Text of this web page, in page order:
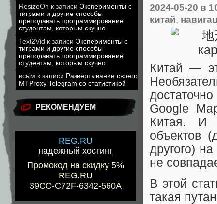
ResizeOn к записи Эксперименты с
тиграми и другие способы
преподавать программирование
студентам, которым скучно
Text2Vid к записи Эксперименты с
тиграми и другие способы
преподавать программирование
студентам, которым скучно
всым к записи Развёртывание своего
MTProxy Telegram со статистикой
РЕКОМЕНДУЕМ
REG.RU
надежный хостинг
Промокод на скидку 5%
REG.RU
39CC-C72F-6342-560A
2024-05-20 в
китай,
Китай —
Google
Китая. И
объектов
другого)
не
В этой
такая